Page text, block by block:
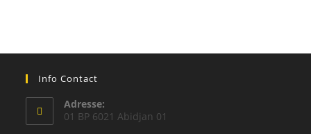
Info Contact
Adresse:
01 BP 6021 Abidjan 01